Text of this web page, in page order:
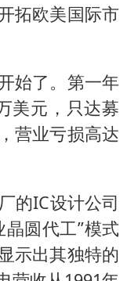
拓欧美国际市
始了。第一年
美元，只达募
营业亏损高达
的IC设计公司
圆代工”模式
示出其独特的